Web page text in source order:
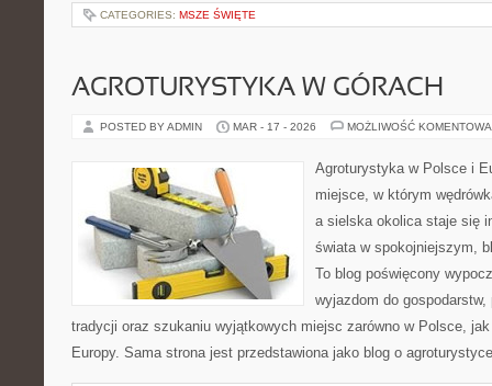
CATEGORIES: MSZE ŚWIĘTE
AGROTURYSTYKA W GÓRACH
POSTED BY ADMIN MAR - 17 - 2026 MOŻLIWOŚĆ
Agroturystyka w Polsce i
miejsce, w którym
a sielska okolica staje się
świata w spokojniejszym,
To blog poświęcony
wyjazdom do
tradycji oraz szukaniu wyjątkowych miejsc zarówno w Polsce,
Europy. Sama strona jest przedstawiona jako blog o